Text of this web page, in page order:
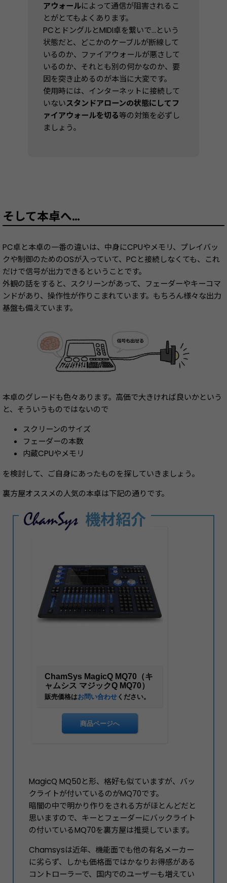
アウォールによって通信が阻害されるこ
とがとてもよくあります。
PCとドングルとMIDI卓を繋いで…という
状態だと、どこかのケーブルが断線して
いるのか、ファイアウォールが悪さして
いるのか、それとも別の何かなのか、要
因を突き止めるのが本当に大変です。
使用時には、インターネットに接続して
いないスタンドアローンの状態にしてフ
ァイアウォールを切る等の対策を必ずし
ましょう。
そして本卓へ…
PC卓と本卓の一番の違いは、中身にCPUやメモリ、プレイバッ
クや制御のためのOSが入っていて、PCと接続しなくても、これ
だけで信号が出力できるということです。
外観の話をすると、スクリーンがあって、フェーダーやキーコマ
ンドがあり、操作性が作りこまれています。もちろん様々な出力
基盤も備えています。
本卓のグレードも色々あります。高価で大きければ良いかという
と、そういうものではないので
スクリーンのサイズ
フェーダーの本数
内蔵CPUやメモリ
を検討して、ご自身にあったものを探していきましょう。
裏方屋オススメの人気の本卓は下記の通りです。
機材紹介
MagicQ MQ50と形、格好も似ていますが、バッ
クライトが付いているのがMQ70です。
暗闇の中で明かり作りをされる方がほとんどだと
思いますので、キーとフェーダーにバックライト
の付いているMQ70を裏方屋は推奨しています。
Chamsysは近年、機能面でも他の有名メーカー
に劣らず、しかも価格面ではかなりお得感がある
コントローラーで、国内でのユーザーも増えてい